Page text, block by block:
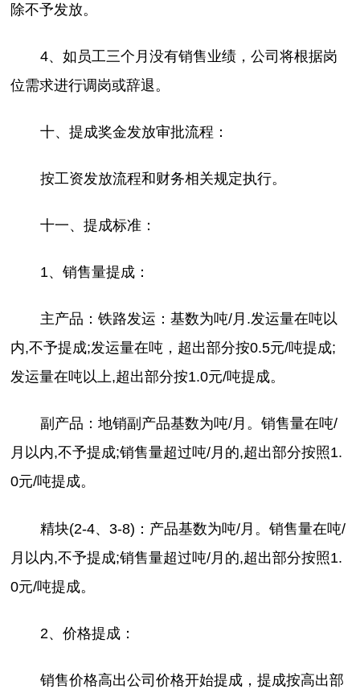
除不予发放。
4、如员工三个月没有销售业绩，公司将根据岗
位需求进行调岗或辞退。
十、提成奖金发放审批流程：
按工资发放流程和财务相关规定执行。
十一、提成标准：
1、销售量提成：
主产品：铁路发运：基数为吨/月.发运量在吨以
内,不予提成;发运量在吨，超出部分按0.5元/吨提成;
发运量在吨以上,超出部分按1.0元/吨提成。
副产品：地销副产品基数为吨/月。销售量在吨/
月以内,不予提成;销售量超过吨/月的,超出部分按照1.
0元/吨提成。
精块(2-4、3-8)：产品基数为吨/月。销售量在吨/
月以内,不予提成;销售量超过吨/月的,超出部分按照1.
0元/吨提成。
2、价格提成：
销售价格高出公司价格开始提成，提成按高出部